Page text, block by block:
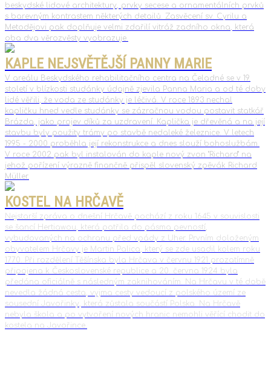
beskydské lidové architektury, prvky secese a ornamentálních prvků
s barevným kontrastem některých detailů. Zasvěcení sv. Cyrilu a
Metodějovi pak doplňuje velmi zdařilí vitráž zadního okna, která
oba dva věrozvěsty vyobrazuje.
KAPLE NEJSVĚTĚJŠÍ PANNY MARIE
V areálu Beskydského rehabilitačního centra na Čeladné se v 19.
století v blízkosti studánky údajně zjevila Panna Maria a od té doby
lidé věřili, že voda ze studánky je léčivá. V roce 1893 nechal
kapličku hned vedle studánky se zázračnou vodou postavit statkář
Brázda, jako projev díků za uzdravení. Kaplička je dřevěná a na její
stavbu byly použity trámy po stavbě nedaleké železnice. V letech
1995 - 2000 proběhla její rekonstrukce a dnes slouží bohoslužbám.
V roce 2002 pak byl instalován do kaple nový zvon "Richard" na
jehož pořízení výrazně finančně přispěl slovenský zpěvák Richard
Müller.
KOSTEL NA HRČAVĚ
Nejstarší zpráva o dnešní Hrčavě pochází z roku 1645 v souvislosti
se šancí Hertiawou, která patřila do pásma pevností,
vybudovaných na ochranu před vpády z Uher. Prvním doloženým
obyvatelem Hrčavy je Martin Palica, který se zde usadil kolem roku
1770. Při rozdělení Těšínska byla Hrčava v červnu 1921 prozatímně
připojena k Československé republice a 20. června 1924 byla
předána oficiálně s následným zaknihováním. Na Hrčavu v té době
nevedla žádná cesta, vyjma cesty vedoucí z polského území ze
sousední Javořinky, která zůstala součástí Polska. Na Hrčavě
nebyla škola a po vytvoření nových hranic nemohli věřící chodit do
kostela na Javořince.